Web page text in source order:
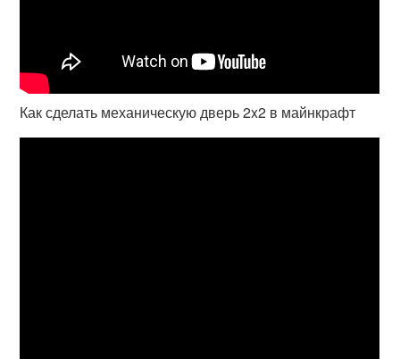
Как сделать механическую дверь 2x2 в майнкрафт